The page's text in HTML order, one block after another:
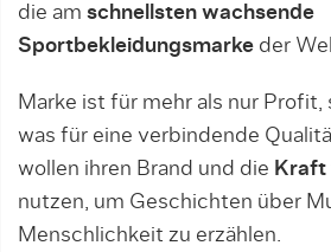
die am schnellsten wachsende
Sportbekleidungsmarke der
Marke ist für mehr als nur Profit,
was für eine verbindende
wollen ihren Brand und die Kraft
nutzen, um Geschichten über
Menschlichkeit zu erzählen.